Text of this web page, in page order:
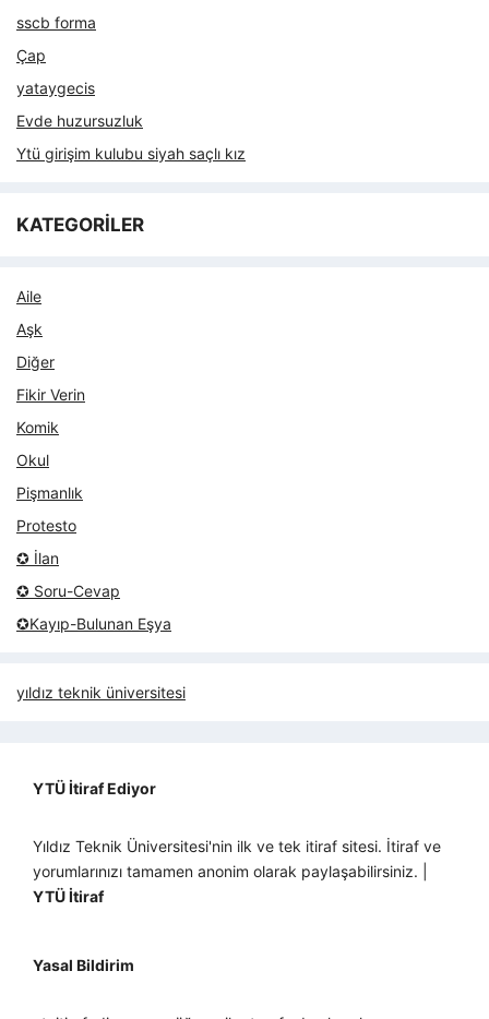
sscb forma
Çap
yataygecis
Evde huzursuzluk
Ytü girişim kulubu siyah saçlı kız
KATEGORİLER
Aile
Aşk
Diğer
Fikir Verin
Komik
Okul
Pişmanlık
Protesto
✪ İlan
✪ Soru-Cevap
✪Kayıp-Bulunan Eşya
yıldız teknik üniversitesi
YTÜ İtiraf Ediyor
Yıldız Teknik Üniversitesi'nin ilk ve tek itiraf sitesi. İtiraf ve
yorumlarınızı tamamen anonim olarak paylaşabilirsiniz. |
YTÜ İtiraf
Yasal Bildirim